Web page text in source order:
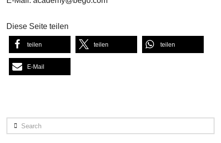
Diese Seite teilen
teilen teilen teilen
E-Mail
Search